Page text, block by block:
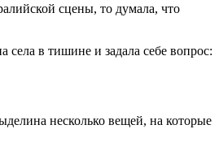
сцены, то думала, что
в тишине и задала себе вопрос:
несколько вещей, на которые